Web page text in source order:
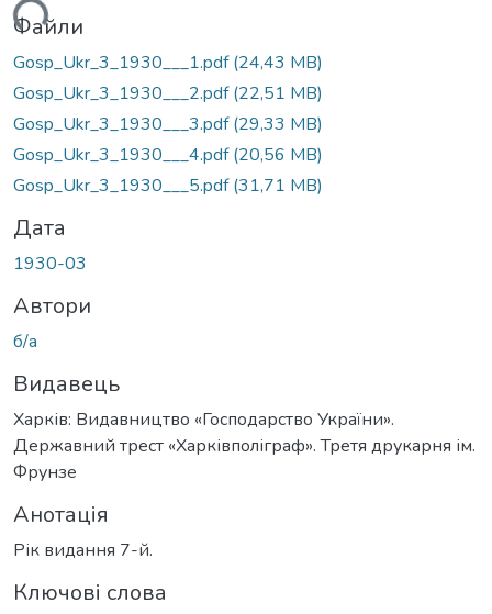
Файли
Gosp_Ukr_3_1930___1.pdf(24,43 MB)
Gosp_Ukr_3_1930___2.pdf(22,51 MB)
Gosp_Ukr_3_1930___3.pdf(29,33 MB)
Gosp_Ukr_3_1930___4.pdf(20,56 MB)
Gosp_Ukr_3_1930___5.pdf(31,71 MB)
Дата
1930-03
Автори
б/а
Видавець
Харків: Видавництво «Господарство України».
Державний трест «Харківполіграф». Третя друкарня ім.
Фрунзе
Анотація
Рік видання 7-й.
Ключові слова